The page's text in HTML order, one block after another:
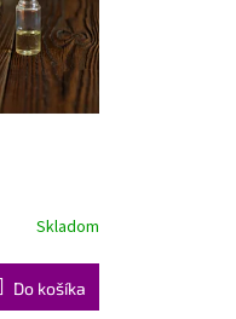
Skladom
Do košíka